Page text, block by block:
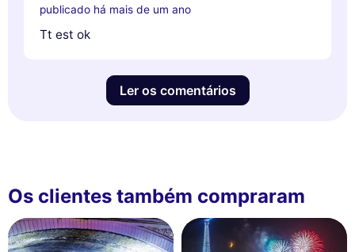
publicado há mais de um ano
Tt est ok
Ler os comentários
Os clientes também compraram